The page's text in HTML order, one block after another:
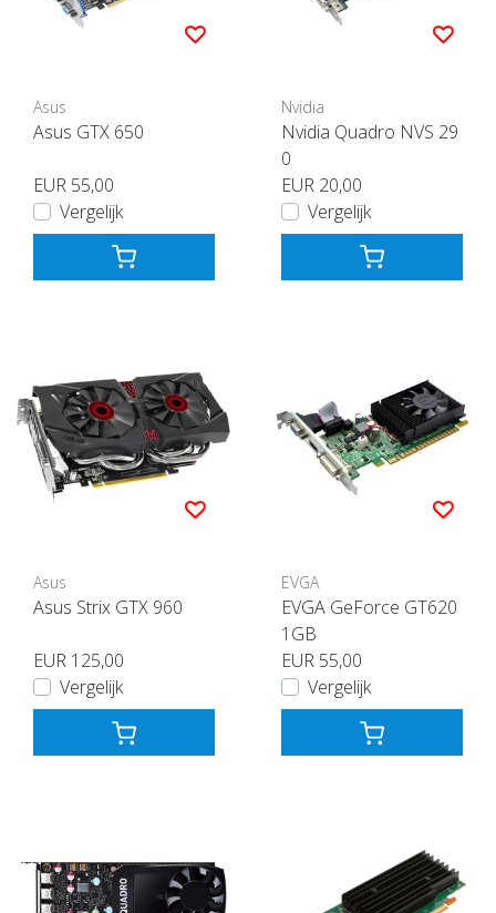
Asus
Asus GTX 650
EUR 55,00
Vergelijk
Nvidia
Nvidia Quadro NVS 29
0
EUR 20,00
Vergelijk
Asus
Asus Strix GTX 960
EUR 125,00
Vergelijk
EVGA
EVGA GeForce GT620
1GB
EUR 55,00
Vergelijk